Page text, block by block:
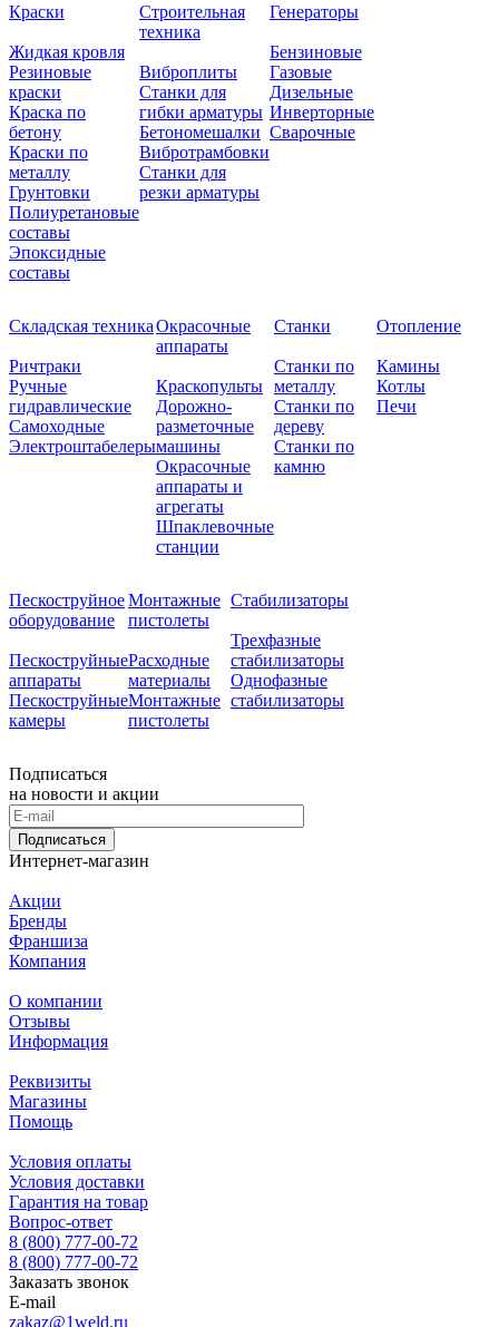
Краски
Жидкая кровля
Резиновые
краски
Краска по
бетону
Краски по
металлу
Грунтовки
Полиуретановые
составы
Эпоксидные
составы
Строительная
техника
Виброплиты
Станки для
гибки арматуры
Бетономешалки
Вибротрамбовки
Станки для
резки арматуры
Генераторы
Бензиновые
Газовые
Дизельные
Инверторные
Сварочные
Складская техника
Ричтраки
Ручные
гидравлические
Самоходные
Электроштабелеры
Окрасочные
аппараты
Краскопульты
Дорожно-
разметочные
машины
Окрасочные
аппараты и
агрегаты
Шпаклевочные
станции
Станки
Станки по
металлу
Станки по
дереву
Станки по
камню
Отопление
Камины
Котлы
Печи
Пескоструйное
оборудование
Пескоструйные
аппараты
Пескоструйные
камеры
Монтажные
пистолеты
Расходные
материалы
Монтажные
пистолеты
Стабилизаторы
Трехфазные
стабилизаторы
Однофазные
стабилизаторы
Подписаться
на новости и акции
Подписаться
Интернет-магазин
Акции
Бренды
Франшиза
Компания
О компании
Отзывы
Информация
Реквизиты
Магазины
Помощь
Условия оплаты
Условия доставки
Гарантия на товар
Вопрос-ответ
8 (800) 777-00-72
8 (800) 777-00-72
Заказать звонок
E-mail
zakaz@1weld.ru